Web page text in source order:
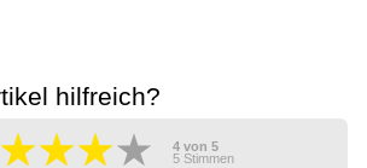
hilfreich?
4 von 5
5 Stimmen